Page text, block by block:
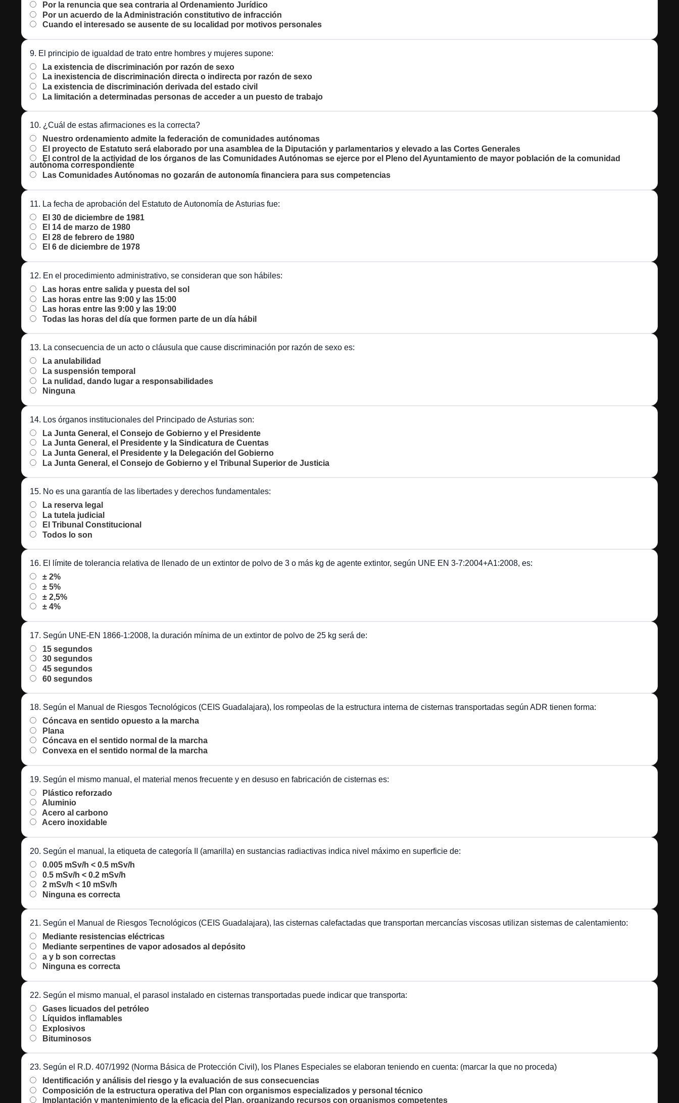
Por la renuncia que sea contraria al Ordenamiento Jurídico
Por un acuerdo de la Administración constitutivo de infracción
Cuando el interesado se ausente de su localidad por motivos personales
9. El principio de igualdad de trato entre hombres y mujeres supone:
La existencia de discriminación por razón de sexo
La inexistencia de discriminación directa o indirecta por razón de sexo
La existencia de discriminación derivada del estado civil
La limitación a determinadas personas de acceder a un puesto de trabajo
10. ¿Cuál de estas afirmaciones es la correcta?
Nuestro ordenamiento admite la federación de comunidades autónomas
El proyecto de Estatuto será elaborado por una asamblea de la Diputación y parlamentarios y elevado a las Cortes Generales
El control de la actividad de los órganos de las Comunidades Autónomas se ejerce por el Pleno del Ayuntamiento de mayor población de la comunidad
autónoma correspondiente
Las Comunidades Autónomas no gozarán de autonomía financiera para sus competencias
11. La fecha de aprobación del Estatuto de Autonomía de Asturias fue:
El 30 de diciembre de 1981
El 14 de marzo de 1980
El 28 de febrero de 1980
El 6 de diciembre de 1978
12. En el procedimiento administrativo, se consideran que son hábiles:
Las horas entre salida y puesta del sol
Las horas entre las 9:00 y las 15:00
Las horas entre las 9:00 y las 19:00
Todas las horas del día que formen parte de un día hábil
13. La consecuencia de un acto o cláusula que cause discriminación por razón de sexo es:
La anulabilidad
La suspensión temporal
La nulidad, dando lugar a responsabilidades
Ninguna
14. Los órganos institucionales del Principado de Asturias son:
La Junta General, el Consejo de Gobierno y el Presidente
La Junta General, el Presidente y la Sindicatura de Cuentas
La Junta General, el Presidente y la Delegación del Gobierno
La Junta General, el Consejo de Gobierno y el Tribunal Superior de Justicia
15. No es una garantía de las libertades y derechos fundamentales:
La reserva legal
La tutela judicial
El Tribunal Constitucional
Todos lo son
16. El límite de tolerancia relativa de llenado de un extintor de polvo de 3 o más kg de agente extintor, según UNE EN 3-7:2004+A1:2008, es:
± 2%
± 5%
± 2,5%
± 4%
17. Según UNE-EN 1866-1:2008, la duración mínima de un extintor de polvo de 25 kg será de:
15 segundos
30 segundos
45 segundos
60 segundos
18. Según el Manual de Riesgos Tecnológicos (CEIS Guadalajara), los rompeolas de la estructura interna de cisternas transportadas según ADR tienen forma:
Cóncava en sentido opuesto a la marcha
Plana
Cóncava en el sentido normal de la marcha
Convexa en el sentido normal de la marcha
19. Según el mismo manual, el material menos frecuente y en desuso en fabricación de cisternas es:
Plástico reforzado
Aluminio
Acero al carbono
Acero inoxidable
20. Según el manual, la etiqueta de categoría II (amarilla) en sustancias radiactivas indica nivel máximo en superficie de:
0.005 mSv/h < 0.5 mSv/h
0.5 mSv/h < 0.2 mSv/h
2 mSv/h < 10 mSv/h
Ninguna es correcta
21. Según el Manual de Riesgos Tecnológicos (CEIS Guadalajara), las cisternas calefactadas que transportan mercancías viscosas utilizan sistemas de calentamiento:
Mediante resistencias eléctricas
Mediante serpentines de vapor adosados al depósito
a y b son correctas
Ninguna es correcta
22. Según el mismo manual, el parasol instalado en cisternas transportadas puede indicar que transporta:
Gases licuados del petróleo
Líquidos inflamables
Explosivos
Bituminosos
23. Según el R.D. 407/1992 (Norma Básica de Protección Civil), los Planes Especiales se elaboran teniendo en cuenta: (marcar la que no proceda)
Identificación y análisis del riesgo y la evaluación de sus consecuencias
Composición de la estructura operativa del Plan con organismos especializados y personal técnico
Implantación y mantenimiento de la eficacia del Plan, organizando recursos con organismos competentes